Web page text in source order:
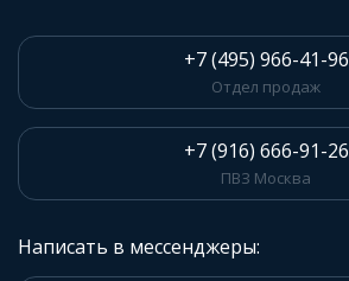
+7 (495) 966-41-96
Отдел продаж
+7 (916) 666-91-26
ПВЗ Москва
Написать в мессенджеры: